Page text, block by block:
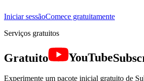
Iniciar sessãoComece gratuitamente
Serviços gratuitos
Gratuito YouTube
Experimente um pacote inicial gratuito de